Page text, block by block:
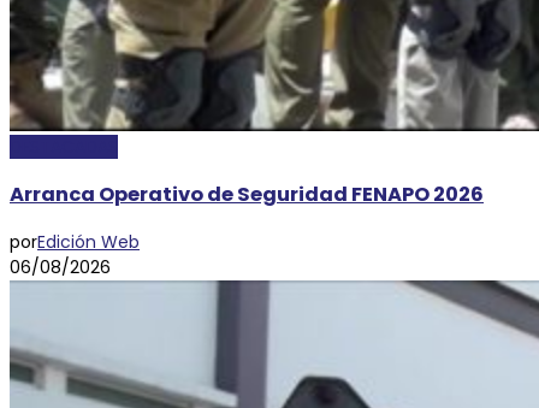
Arranca Operativo de Seguridad FENAPO 2026
porEdición Web
06/08/2026